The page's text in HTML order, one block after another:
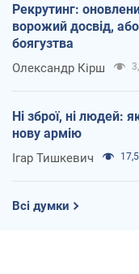
Рекрутинг:
ворожий досвід,
боягузтва
Олександр Кірш
Ні зброї, ні людей:
нову армію
Ігар Тишкевич
Всі думки